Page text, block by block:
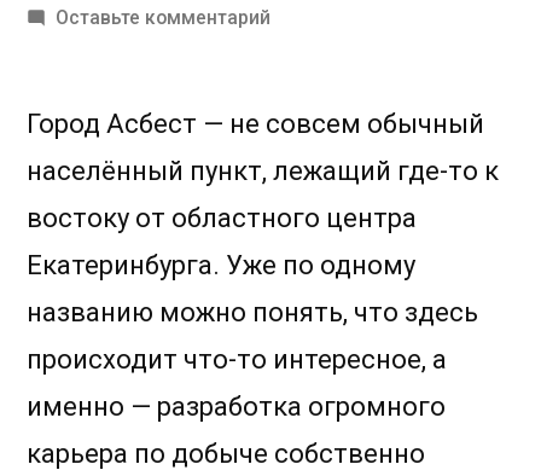
автором
Оставьте комментарийк
Город-
Город Асбест — не совсем обычный
населённый пункт, лежащий где-то к
востоку от областного центра
Екатеринбурга. Уже по одному
названию можно понять, что здесь
происходит что-то интересное, а
именно — разработка огромного
карьера по добыче собственно